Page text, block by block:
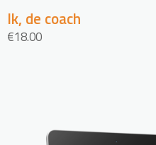
Ik, de coach
€18.00